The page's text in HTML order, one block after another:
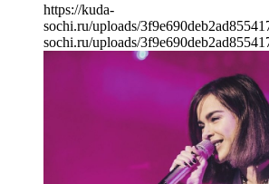
https://kuda-
sochi.ru/uploads/
sochi.ru/uploads/